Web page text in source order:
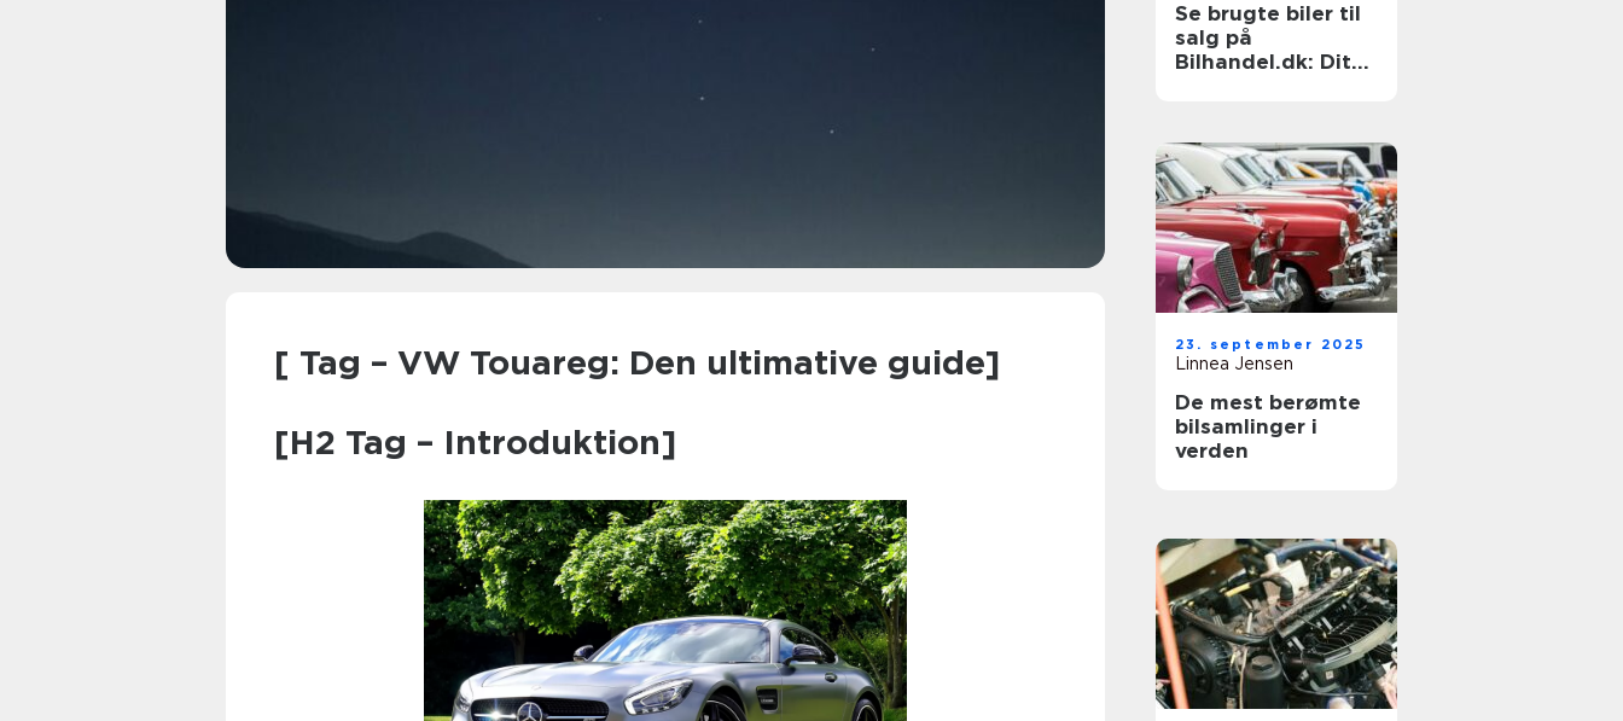
[ Tag – VW Touareg: Den ultimative guide]
[H2 Tag – Introduktion]
Se brugte biler til
salg på
Bilhandel.dk: Dit
23. september 2025
Linnea Jensen
De mest berømte
bilsamlinger i
verden